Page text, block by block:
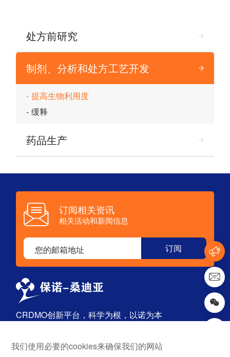
处方前研究
制剂、分析和处方工艺开发
提高生物利用度
缓释
药品生产
订阅相关资讯
相关活动和新闻信息
CRDMO创新平台，科学为根，以诺为本
我们使用必要的cookies来确保我们的网站